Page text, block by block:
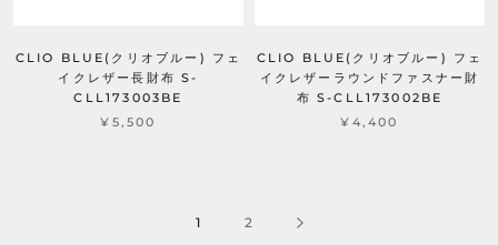
CLIO BLUE(クリオブルー) フェ
イクレザー長財布 S-
CLL173003BE
¥5,500
CLIO BLUE(クリオブルー) フェ
イクレザーラウンドファスナー財
布 S-CLL173002BE
¥4,400
1 2